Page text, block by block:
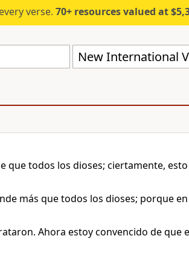
verse. 70+ resources valued at $5,300+—plans
New International
que todos los dioses; ciertamente,
más que todos los dioses; porque
Ahora estoy convencido de que